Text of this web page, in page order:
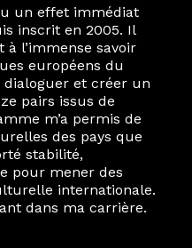
un effet immédiat
inscrit en 2005. Il
à l’immense savoir
européens du
et créer un
pairs issus de
m’a permis de
des pays que
stabilité,
pour mener des
internationale.
dans ma carrière.